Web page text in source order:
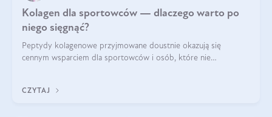
Kolagen dla sportowców — dlaczego warto po
niego sięgnąć?
Peptydy kolagenowe przyjmowane doustnie okazują się
cennym wsparciem dla sportowców i osób, które nie
CZYTAJ